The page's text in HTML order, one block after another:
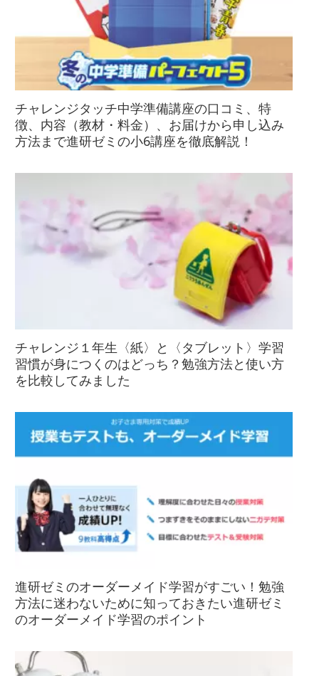
チャレンジタッチ中学準備講座の口コミ、特
徴、内容（教材・料金）、お届けから申し込み
方法まで進研ゼミの小6講座を徹底解説！
チャレンジ１年生〈紙〉と〈タブレット〉学習
習慣が身につくのはどっち？勉強方法と使い方
を比較してみました
進研ゼミのオーダーメイド学習がすごい！勉強
方法に迷わないために知っておきたい進研ゼミ
のオーダーメイド学習のポイント